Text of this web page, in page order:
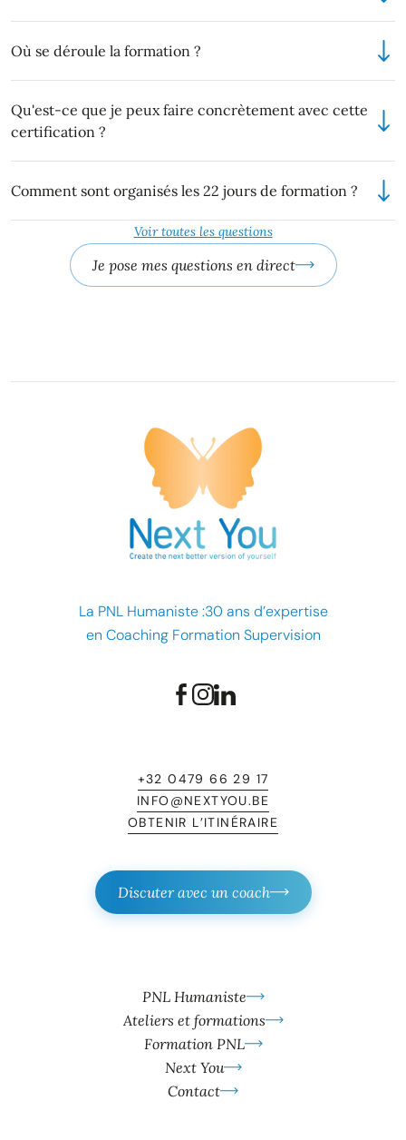
Où se déroule la formation ?
Qu'est-ce que je peux faire concrètement avec cette
certification ?
Comment sont organisés les 22 jours de formation ?
Voir toutes les questions
Je pose mes questions en direct
La PNL Humaniste :30 ans d’expertise
en Coaching Formation Supervision
+32 0479 66 29 17
INFO@NEXTYOU.BE
OBTENIR L’ITINÉRAIRE
Discuter avec un coach
PNL Humaniste
Ateliers et formations
Formation PNL
Next You
Contact